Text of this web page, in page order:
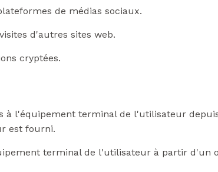
de médias sociaux.
d'autres sites web.
cryptées.
à l'équipement terminal de l'utilisateur
est fourni.
terminal de l'utilisateur à partir